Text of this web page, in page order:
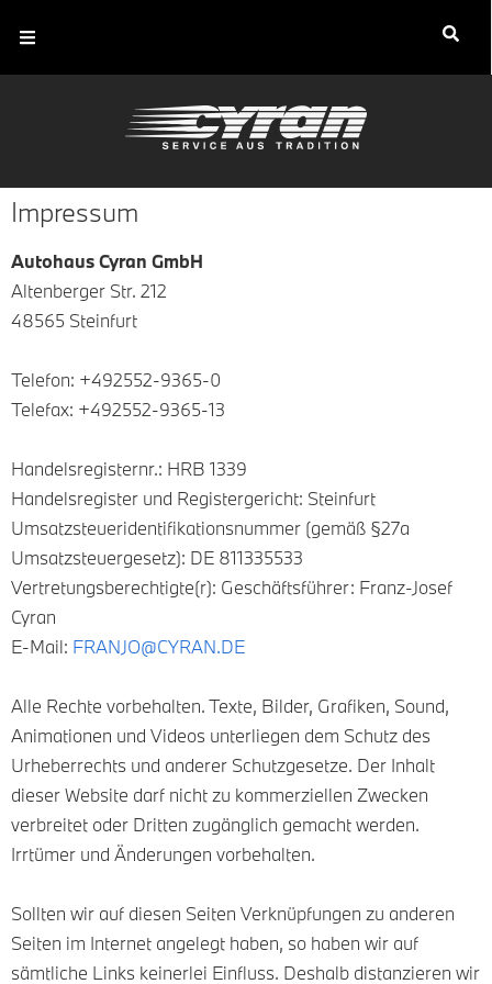
Impressum
Autohaus Cyran GmbH
Altenberger Str. 212
48565 Steinfurt
Telefon: +492552-9365-0
Telefax: +492552-9365-13
Handelsregisternr.: HRB 1339
Handelsregister und Registergericht: Steinfurt
Umsatzsteueridentifikationsnummer (gemäß §27a
Umsatzsteuergesetz): DE 811335533
Vertretungsberechtigte(r): Geschäftsführer: Franz-Josef
Cyran
E-Mail: FRANJO@CYRAN.DE
Alle Rechte vorbehalten. Texte, Bilder, Grafiken, Sound,
Animationen und Videos unterliegen dem Schutz des
Urheberrechts und anderer Schutzgesetze. Der Inhalt
dieser Website darf nicht zu kommerziellen Zwecken
verbreitet oder Dritten zugänglich gemacht werden.
Irrtümer und Änderungen vorbehalten.
Sollten wir auf diesen Seiten Verknüpfungen zu anderen
Seiten im Internet angelegt haben, so haben wir auf
sämtliche Links keinerlei Einfluss. Deshalb distanzieren wir